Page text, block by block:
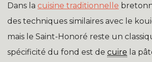
Dans la cuisine traditionnelle
des techniques similaires avec le
mais le Saint-Honoré reste un
spécificité du fond est de cuire la